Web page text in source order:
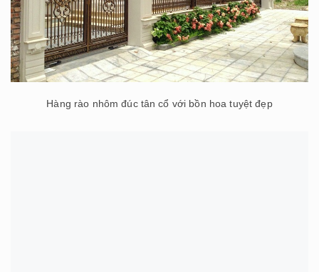
Hàng rào nhôm đúc tân cổ với bồn hoa tuyệt đẹp